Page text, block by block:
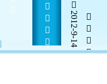
2012-9-14